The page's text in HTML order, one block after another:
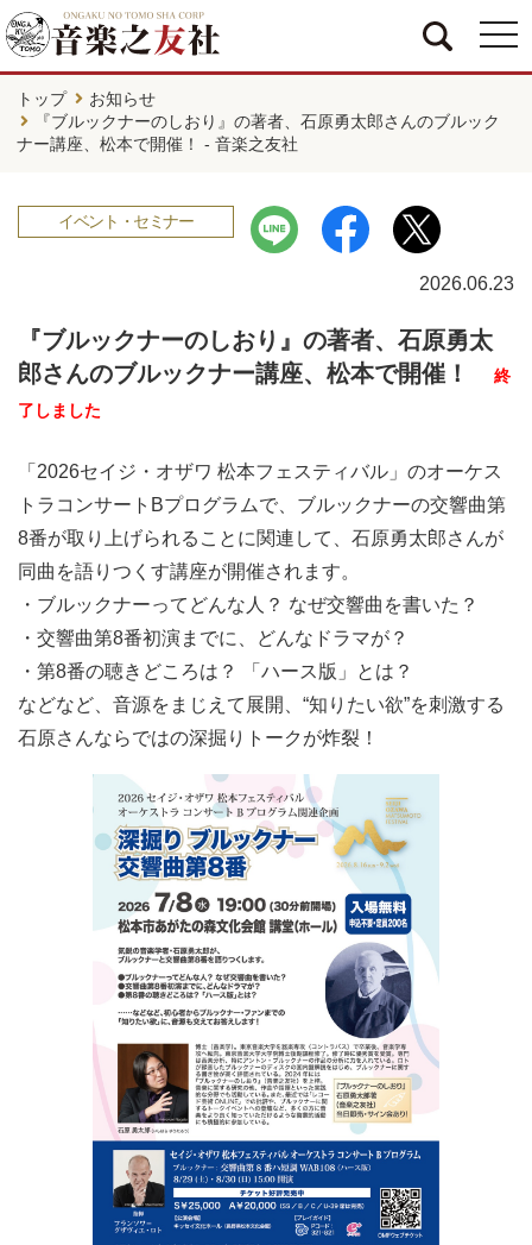
トップ
お知らせ
『ブルックナーのしおり』の著者、石原勇太郎さんのブルック
ナー講座、松本で開催！ - 音楽之友社
イベント・セミナー
2026.06.23
『ブルックナーのしおり』の著者、石原勇太
郎さんのブルックナー講座、松本で開催！
終
了しました
「2026セイジ・オザワ 松本フェスティバル」のオーケス
トラコンサートBプログラムで、ブルックナーの交響曲第
8番が取り上げられることに関連して、石原勇太郎さんが
同曲を語りつくす講座が開催されます。
・ブルックナーってどんな人？ なぜ交響曲を書いた？
・交響曲第8番初演までに、どんなドラマが？
・第8番の聴きどころは？ 「ハース版」とは？
などなど、音源をまじえて展開、“知りたい欲”を刺激する
石原さんならではの深掘りトークが炸裂！